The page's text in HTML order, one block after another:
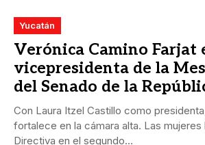
Yucatán
Verónica Camino Farjat
vicepresidenta de la
del Senado de la
Con Laura Itzel Castillo como
fortalece en la cámara alta. Las mujeres
Directiva en el segundo...